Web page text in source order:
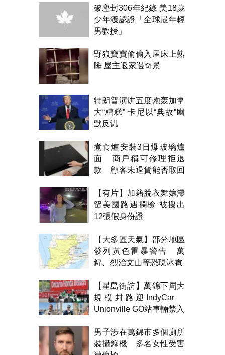
破塵封306年紀錄 美18歲
少年獲認證「全球最年輕
男教授」
野狼寶寶偷偷入屋床上熟
睡 屋主返家遇奇景
特朗普演讲五度炮轰加拿
大“糟糕” 卡尼以“典故”幽
默反讥
煮食爐安裝3日爆玻璃爐
面 商戶稱可修理拒退
款 顧客未退貨能否取回
【有片】加籍脫衣舞孃滯
留美國路遇攔檢 被搜出
12張假身份證
【大多區天氣】部分地區
發列黃色雷暴警告 萬
錦、烈治文山等恐現冰雹
【星島街訪】萬錦下周大
規模封路迎IndyCar
Unionville GO站車輛禁入
男子涉在萬錦市多個廁所
裝攝錄機 多名女性受害